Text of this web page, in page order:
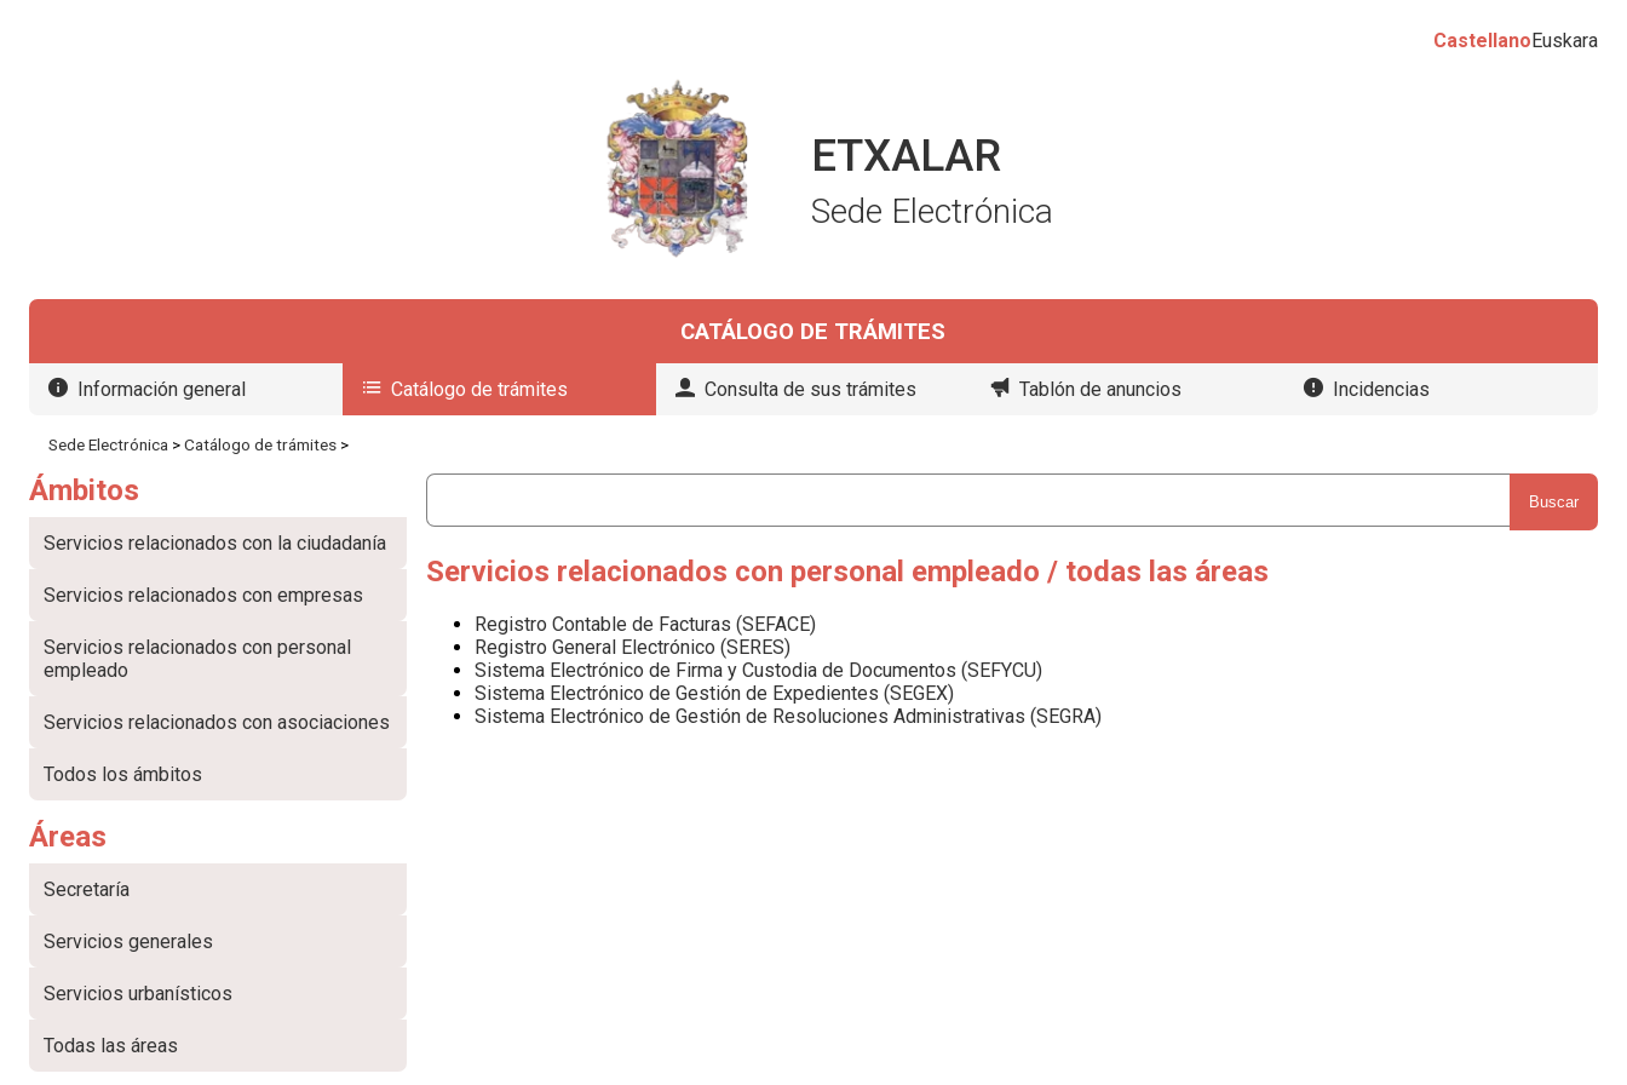
CastellanoEuskara
Sede Electrónica
ETXALAR
CATÁLOGO DE TRÁMITES
Información general Catálogo de trámites Consulta de sus trámites Tablón de anuncios Incidencias
Sede Electrónica >Catálogo de trámites >
Ámbitos
Servicios relacionados con la ciudadanía
Servicios relacionados con empresas
Servicios relacionados con personal
empleado
Servicios relacionados con asociaciones
Todos los ámbitos
Áreas
Secretaría
Servicios generales
Servicios urbanísticos
Todas las áreas
Servicios relacionados con personal empleado / todas las áreas
Registro Contable de Facturas (SEFACE)
Registro General Electrónico (SERES)
Sistema Electrónico de Firma y Custodia de Documentos (SEFYCU)
Sistema Electrónico de Gestión de Expedientes (SEGEX)
Sistema Electrónico de Gestión de Resoluciones Administrativas (SEGRA)